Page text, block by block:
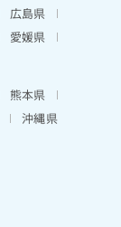
広島県
愛媛県
熊本県
沖縄県